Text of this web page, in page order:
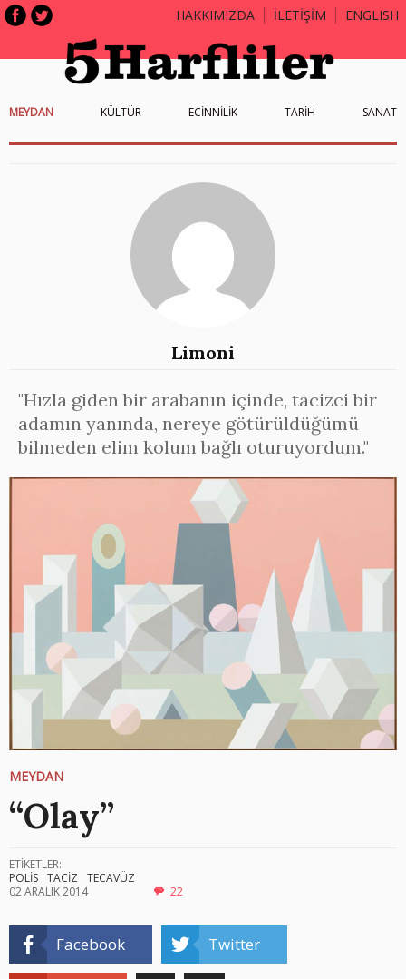
HAKKIMIZDA İLETİŞİM ENGLISH
MEYDAN KÜLTÜR ECİNNİLİK TARİH SANAT
Limoni
"Hızla giden bir arabanın içinde, tacizci bir
adamın yanında, nereye götürüldüğümü
bilmeden elim kolum bağlı oturuyordum."
MEYDAN
“Olay”
ETİKETLER:
POLİS TACİZ
TECAVÜZ
02 ARALIK 2014
22
Facebook Twitter